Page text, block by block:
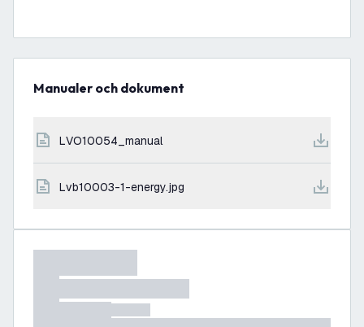
Manualer och dokument
LVO10054_manual
lvb10003-1-energy.jpg